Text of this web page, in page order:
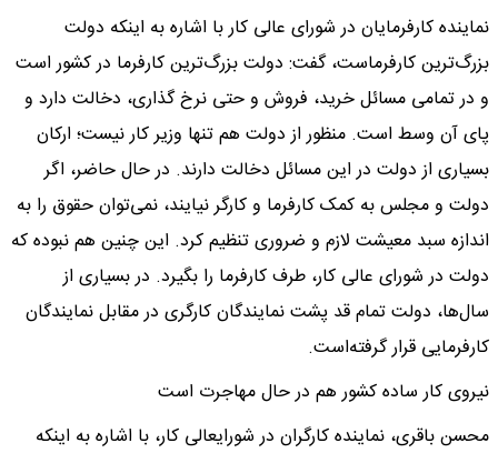
نماینده کارفرمایان در شورای عالی کار با اشاره به اینکه دولت
بزرگ‌ترین کارفرماست، گفت: دولت بزرگ‌ترین کارفرما در کشور است
و در تمامی مسائل خرید، فروش و حتی نرخ گذاری، دخالت دارد و
پای آن وسط است. منظور از دولت هم تنها وزیر کار نیست؛ ارکان
بسیاری از دولت در این مسائل دخالت دارند. در حال حاضر، اگر
دولت و مجلس به کمک کارفرما و کارگر نیایند، نمی‌توان حقوق را به
اندازه سبد معیشت لازم و ضروری تنظیم کرد. این چنین هم نبوده که
دولت در شورای عالی کار، طرف کارفرما را بگیرد. در بسیاری از
سال‌ها، دولت تمام قد پشت نمایندگان کارگری در مقابل نمایندگان
کارفرمایی قرار گرفته‌است.
نیروی کار ساده کشور هم در حال مهاجرت است
محسن باقری، نماینده کارگران در شورایعالی کار، با اشاره به اینکه